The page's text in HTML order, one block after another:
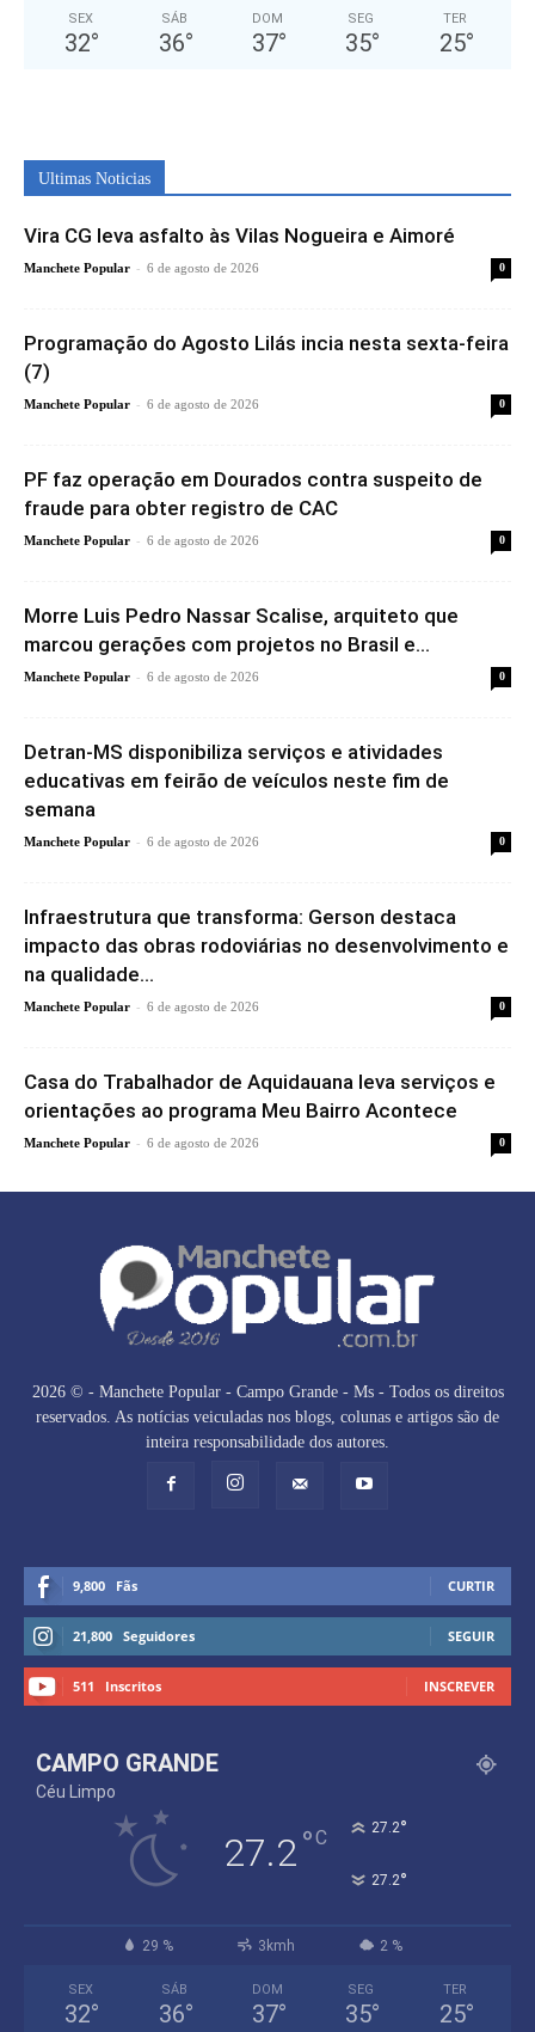
SEX
32°
SÁB
36°
DOM
37°
SEG
35°
TER
25°
Ultimas Noticias
Vira CG leva asfalto às Vilas Nogueira e Aimoré
Manchete Popular - 6 de agosto de 2026 0
Programação do Agosto Lilás incia nesta sexta-feira
(7)
Manchete Popular - 6 de agosto de 2026 0
PF faz operação em Dourados contra suspeito de
fraude para obter registro de CAC
Manchete Popular - 6 de agosto de 2026 0
Morre Luis Pedro Nassar Scalise, arquiteto que
marcou gerações com projetos no Brasil e...
Manchete Popular - 6 de agosto de 2026 0
Detran-MS disponibiliza serviços e atividades
educativas em feirão de veículos neste fim de
semana
Manchete Popular - 6 de agosto de 2026 0
Infraestrutura que transforma: Gerson destaca
impacto das obras rodoviárias no desenvolvimento e
na qualidade...
Manchete Popular - 6 de agosto de 2026 0
Casa do Trabalhador de Aquidauana leva serviços e
orientações ao programa Meu Bairro Acontece
Manchete Popular - 6 de agosto de 2026 0
2026 © - Manchete Popular - Campo Grande - Ms - Todos os direitos
reservados. As notícias veiculadas nos blogs, colunas e artigos são de
inteira responsabilidade dos autores.
9,800 Fãs CURTIR
21,800 Seguidores SEGUIR
511 Inscritos INSCREVER
CAMPO GRANDE
Céu Limpo
27.2°C 27.2°
27.2°
29 % 3kmh 2 %
SEX
32°
SÁB
36°
DOM
37°
SEG
35°
TER
25°